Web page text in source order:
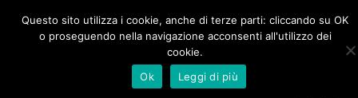
marker
calendar
Questo sito utilizza i cookie, anche di terze parti: cliccando su OK
o proseguendo nella navigazione acconsenti all'utilizzo dei
cookie.
Ok
Leggi di più